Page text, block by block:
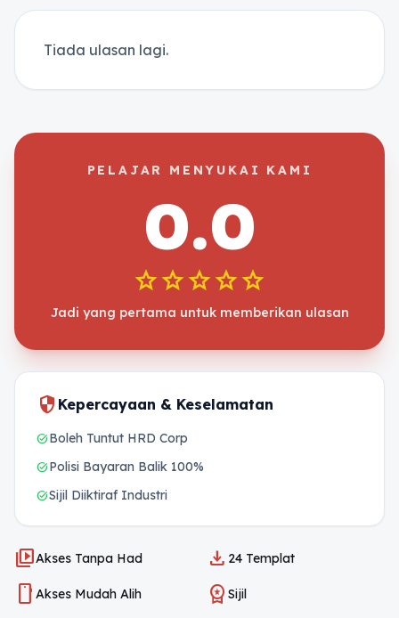
Tiada ulasan lagi.
PELAJAR MENYUKAI KAMI
0.0
starstarstarstarstar
Jadi yang pertama untuk memberikan ulasan
security Kepercayaan & Keselamatan
task_altBoleh Tuntut HRD Corp
task_altPolisi Bayaran Balik 100%
task_altSijil Diiktiraf Industri
video_libraryAkses Tanpa Had download 24 Templat
smartphone Akses Mudah Alih workspace_premium Sijil